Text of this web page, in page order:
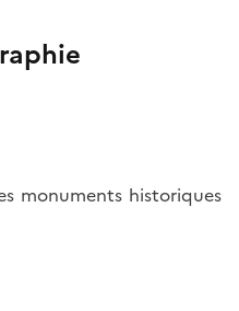
monuments historiques